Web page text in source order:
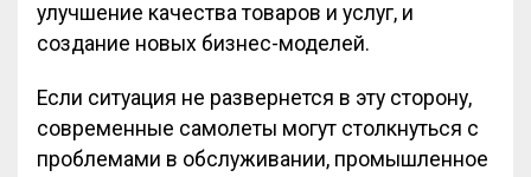
улучшение качества товаров и услуг, и
создание новых бизнес-моделей.
Если ситуация не развернется в эту сторону,
современные самолеты могут столкнуться с
проблемами в обслуживании, промышленное